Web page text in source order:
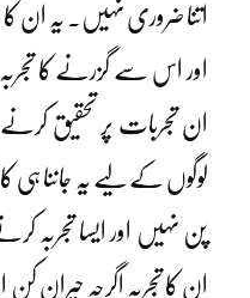
اتنا ضروری نہیں۔ یہ ان
اور اس سے گزرنے کا
ان تجربات پر تحقیق کرنے
لوگوں کے لیے یہ جاننا ہی
پن نہیں اور ایسا تجربہ
ان کا تجربہ اگرچہ حیران